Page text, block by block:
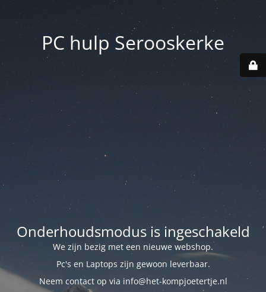
PC hulp Serooskerke
Onderhoudsmodus is ingeschakeld
We zijn bezig met een nieuwe webshop.
Pc's en Laptops zijn gewoon leverbaar.
Neem contact op via info@het-kompjoetertje.nl